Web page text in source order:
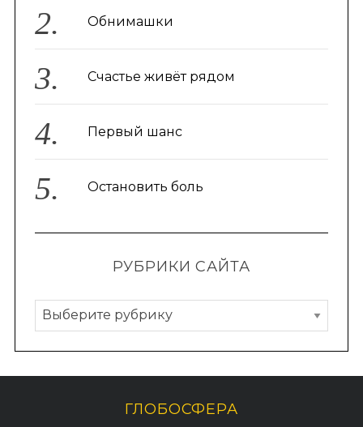
Обнимашки
Счастье живёт рядом
Первый шанс
Остановить боль
РУБРИКИ САЙТА
Р
у
б
р
ГЛОБОСФЕРА
S
e
По авторам